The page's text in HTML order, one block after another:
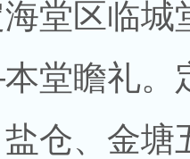
堂区临城
堂瞻礼。
仓、金塘